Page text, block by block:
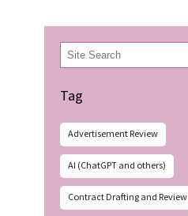
ย
検
索
Tag
Advertisement Review
AI (ChatGPT and others)
Contract Drafting and Review